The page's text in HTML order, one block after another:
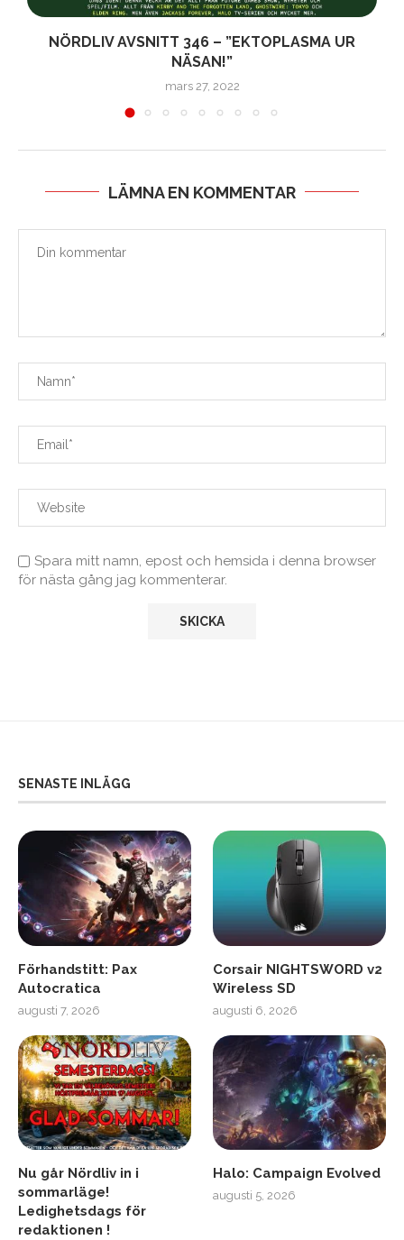
NÖRDLIV AVSNITT 346 – ”EKTOPLASMA UR
NÄSAN!”
mars 27, 2022
LÄMNA EN KOMMENTAR
Spara mitt namn, epost och hemsida i denna browser
för nästa gång jag kommenterar.
SENASTE INLÄGG
Förhandstitt: Pax
Autocratica
augusti 7, 2026
Corsair NIGHTSWORD v2
Wireless SD
augusti 6, 2026
Nu går Nördliv in i
sommarläge!
Ledighetsdags för
redaktionen !
Halo: Campaign Evolved
augusti 5, 2026